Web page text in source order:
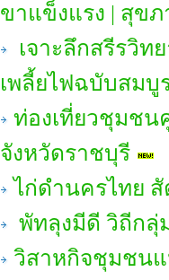
ขาแข็งแรง | สุขภ
เจาะลึกสรีรวิ
เพลี้ยไฟฉบับสม
ท่องเที่ยวชุมชน
จังหวัดราชบุรี
ไก่ดำนครไทย
พัทลุงมีดี วิถีกลุ่
วิสาหกิจชุมชนแ